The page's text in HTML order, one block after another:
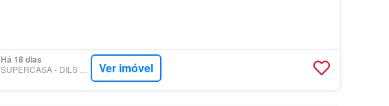
Há 18 dias
Ver imóvel